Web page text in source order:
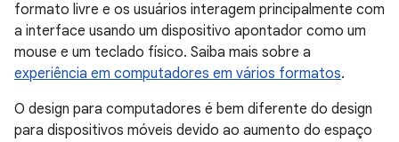
formato livre e os usuários interagem principalmente com
a interface usando um dispositivo apontador como um
mouse e um teclado físico. Saiba mais sobre a
experiência em computadores em vários formatos.
O design para computadores é bem diferente do design
para dispositivos móveis devido ao aumento do espaço